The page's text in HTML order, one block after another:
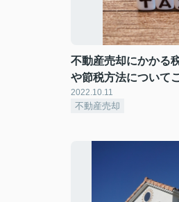
不動産売却にかかる
や節税方法について
2022.10.11
不動産売却